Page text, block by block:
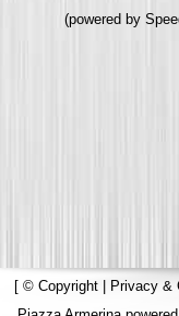
(powered by
[ © Copyright | Privacy &